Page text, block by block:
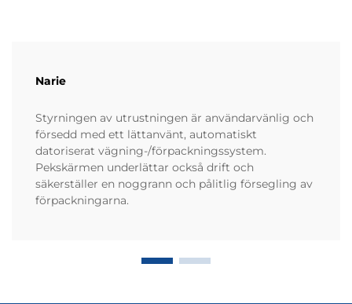
Narie
Styrningen av utrustningen är användarvänlig och
försedd med ett lättanvänt, automatiskt
datoriserat vägning-/förpackningssystem.
Pekskärmen underlättar också drift och
säkerställer en noggrann och pålitlig försegling av
förpackningarna.